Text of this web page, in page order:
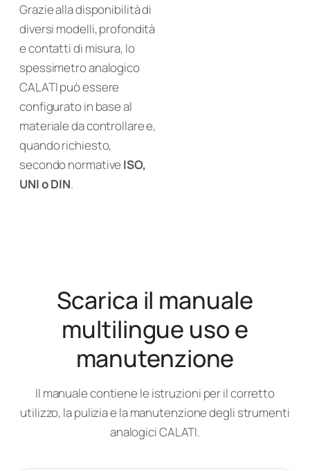
Grazie alla disponibilità di
diversi modelli, profondità
e contatti di misura, lo
spessimetro analogico
CALATI può essere
configurato in base al
materiale da controllare e,
quando richiesto,
secondo normative ISO,
UNI o DIN.
Scarica il manuale
multilingue uso e
manutenzione
Il manuale contiene le istruzioni per il corretto
utilizzo, la pulizia e la manutenzione degli strumenti
analogici CALATI.